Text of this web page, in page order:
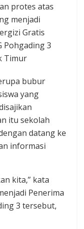
protes atas
menjadi
Gratis
Pohgading 3
Timur
bubur
yang
itu sekolah
datang ke
informasi
kita,” kata
Penerima
3 tersebut,